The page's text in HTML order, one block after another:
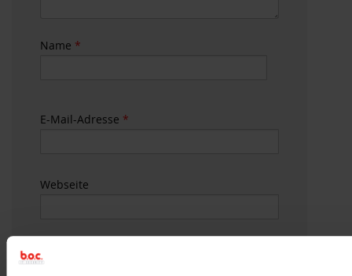
Name *
E-Mail-Adresse *
Webseite
Name, E-Mail-Adresse und Website in
diesem Browser für meinen nächsten